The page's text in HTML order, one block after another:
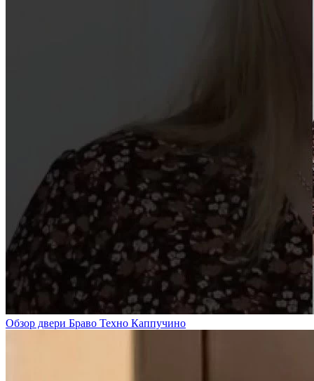
Обзор двери Браво Техно Каппучино